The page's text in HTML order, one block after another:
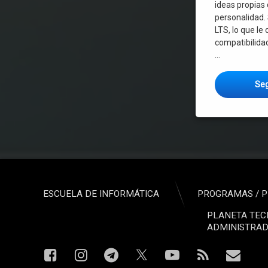
ideas propias
personalidad.
LTS, lo que
ESCUELA DE INFORMÁTICA
PROGRAMAS /
PLANETA
FacebookInstagram
TelegramYouTube
RSS